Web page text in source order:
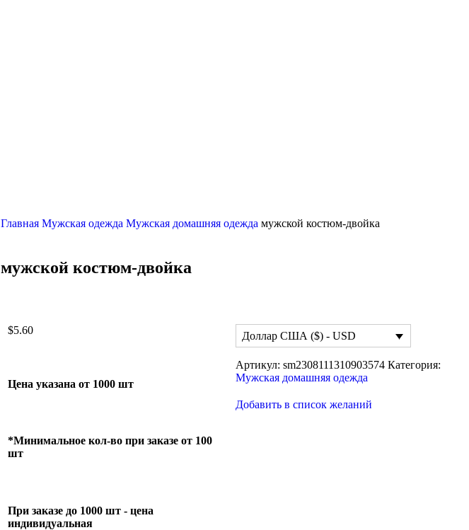
Главная Мужская одежда Мужская домашняя одежда мужской костюм-двойка
мужской костюм-двойка
$5.60
Цена указана от 1000 шт
*Минимальное кол-во при заказе от 100
шт
При заказе до 1000 шт - цена
индивидуальная
Доллар США ($) - USD
Артикул: sm2308111310903574 Категория:
Мужская домашняя одежда
Добавить в список желаний